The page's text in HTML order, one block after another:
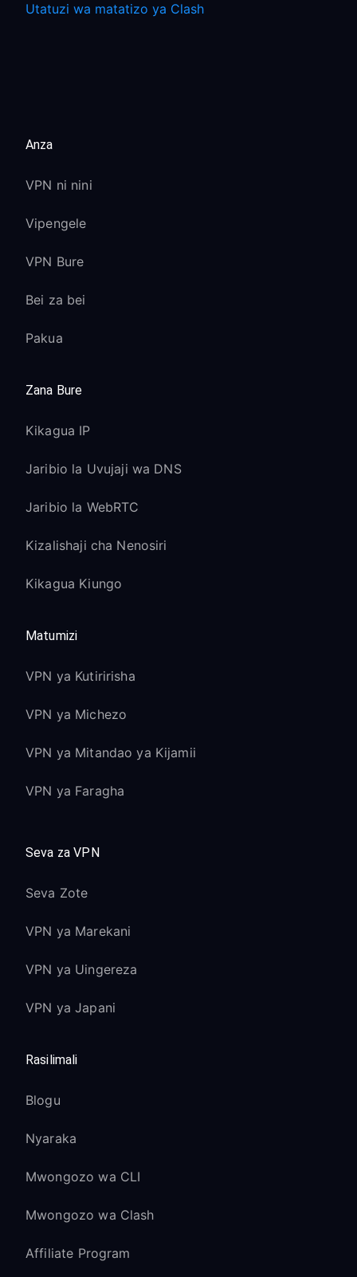
Utatuzi wa matatizo ya Clash
Anza
VPN ni nini
Vipengele
VPN Bure
Bei za bei
Pakua
Zana Bure
Kikagua IP
Jaribio la Uvujaji wa DNS
Jaribio la WebRTC
Kizalishaji cha Nenosiri
Kikagua Kiungo
Matumizi
VPN ya Kutiririsha
VPN ya Michezo
VPN ya Mitandao ya Kijamii
VPN ya Faragha
Seva za VPN
Seva Zote
VPN ya Marekani
VPN ya Uingereza
VPN ya Japani
Rasilimali
Blogu
Nyaraka
Mwongozo wa CLI
Mwongozo wa Clash
Affiliate Program